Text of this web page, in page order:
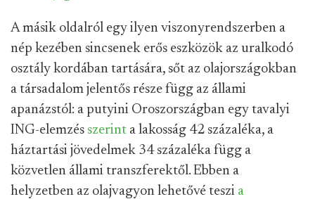
A másik oldalról egy ilyen viszonyrendszerben a
nép kezében sincsenek erős eszközök az uralkodó
osztály kordában tartására, sőt az olajországokban
a társadalom jelentős része függ az állami
apanázstól: a putyini Oroszországban egy tavalyi
ING-elemzés szerint a lakosság 42 százaléka, a
háztartási jövedelmek 34 százaléka függ a
közvetlen állami transzferektől. Ebben a
helyzetben az olajvagyon lehetővé teszi a